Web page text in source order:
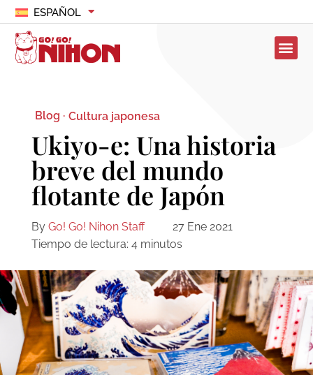
ESPAÑOL
Blog · Cultura japonesa
Ukiyo-e: Una historia
breve del mundo
flotante de Japón
By Go! Go! Nihon Staff
27 Ene 2021
Tiempo de lectura: 4 minutos